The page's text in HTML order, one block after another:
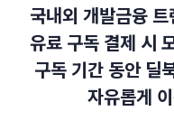
국내외 개발금융
유료 구독 결제 시
구독 기간 동안 딜
자유롭게